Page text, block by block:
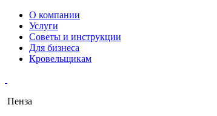
О компании
Услуги
Советы и инструкции
Для бизнеса
Кровельщикам
Пенза